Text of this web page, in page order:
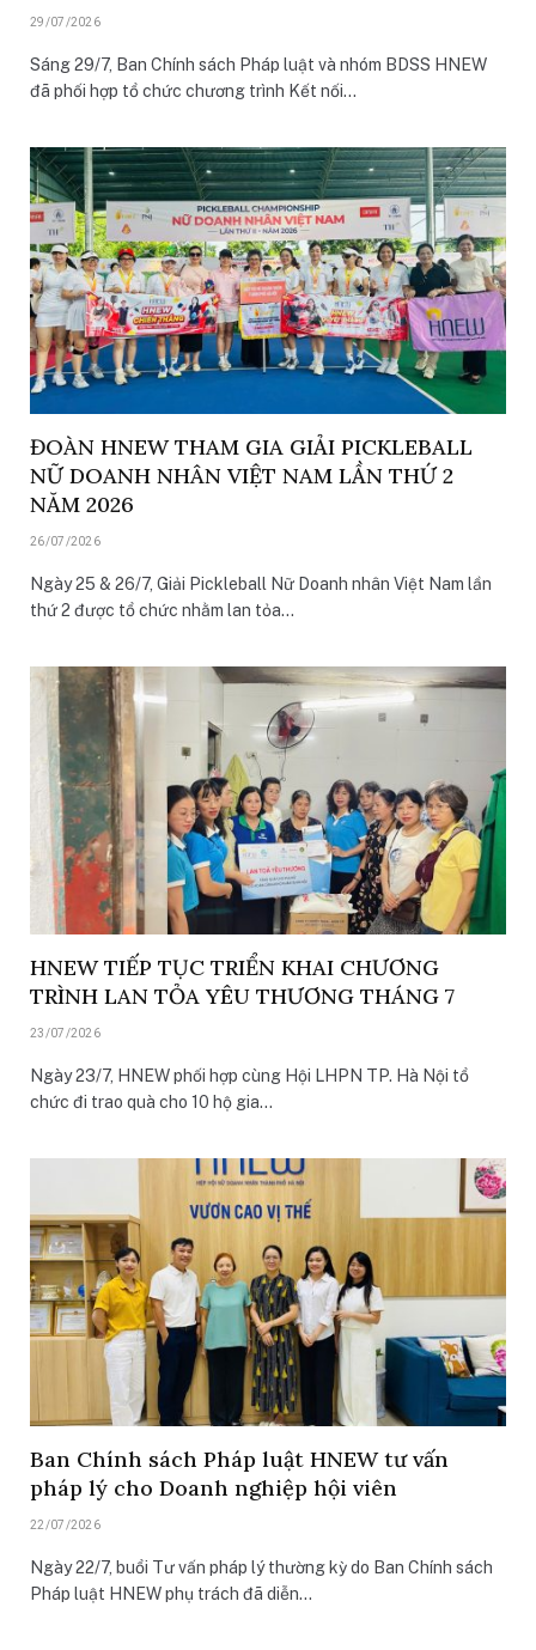
29/07/2026
Sáng 29/7, Ban Chính sách Pháp luật và nhóm BDSS HNEW
đã phối hợp tổ chức chương trình Kết nối…
ĐOÀN HNEW THAM GIA GIẢI PICKLEBALL
NỮ DOANH NHÂN VIỆT NAM LẦN THỨ 2
NĂM 2026
26/07/2026
Ngày 25 & 26/7, Giải Pickleball Nữ Doanh nhân Việt Nam lần
thứ 2 được tổ chức nhằm lan tỏa…
HNEW TIẾP TỤC TRIỂN KHAI CHƯƠNG
TRÌNH LAN TỎA YÊU THƯƠNG THÁNG 7
23/07/2026
Ngày 23/7, HNEW phối hợp cùng Hội LHPN TP. Hà Nội tổ
chức đi trao quà cho 10 hộ gia…
Ban Chính sách Pháp luật HNEW tư vấn
pháp lý cho Doanh nghiệp hội viên
22/07/2026
Ngày 22/7, buổi Tư vấn pháp lý thường kỳ do Ban Chính sách
Pháp luật HNEW phụ trách đã diễn…